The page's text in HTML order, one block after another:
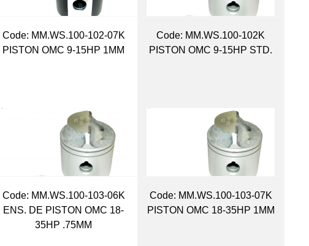
Code: MM.WS.100-102-07K
PISTON OMC 9-15HP 1MM
Code: MM.WS.100-102K
PISTON OMC 9-15HP STD.
Code: MM.WS.100-103-06K
ENS. DE PISTON OMC 18-
35HP .75MM
Code: MM.WS.100-103-07K
PISTON OMC 18-35HP 1MM